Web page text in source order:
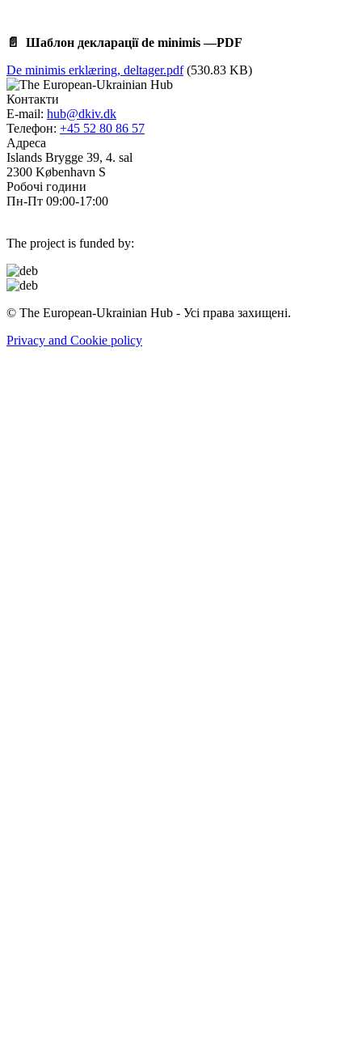
📄 Шаблон декларації de minimis —PDF
De minimis erklæring, deltager.pdf (530.83 KB)
Контакти
E-mail: hub@dkiv.dk
Телефон: +45 52 80 86 57
Адреса
Islands Brygge 39, 4. sal
2300 København S
Робочі години
Пн-Пт 09:00-17:00
The project is funded by:
© The European-Ukrainian Hub - Усі права захищені.
Privacy and Cookie policy